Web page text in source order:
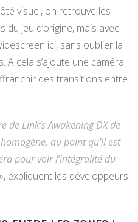
visuel, on retrouve les
jeu d’origine, mais avec
ici, sans oublier la
A cela s’ajoute une caméra
des transitions entre
de Link’s Awakening DX de
au point qu’il est
pour voir l’intégralité du
», expliquent les développeurs